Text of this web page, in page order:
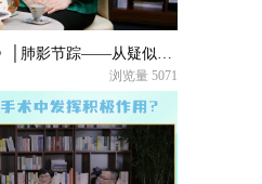
《科普了，病理》│肺影节踪——从疑似到精准的病理革命
浏览量 5071